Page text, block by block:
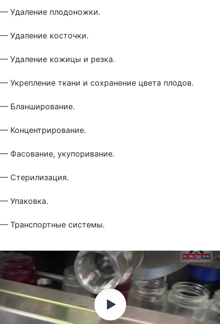
— Удаление плодоножки.
— Удаление косточки.
— Удаление кожицы и резка.
— Укрепление ткани и сохранение цвета плодов.
— Бланширование.
— Концентрирование.
— Фасование, укупоривание.
— Стерилизация.
— Упаковка.
— Транспортные системы.